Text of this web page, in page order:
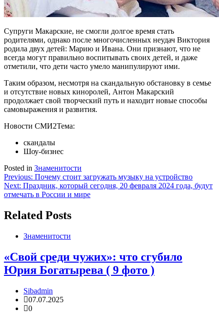
Супруги Макарские, не смогли долгое время стать
родителями, однако после многочисленных неудач Виктория
родила двух детей: Марию и Ивана. Они признают, что не
всегда могут правильно воспитывать своих детей, и даже
отметили, что дети часто умело манипулируют ими.
Таким образом, несмотря на скандальную обстановку в семье
и отсутствие новых киноролей, Антон Макарский
продолжает свой творческий путь и находит новые способы
самовыражения и развития.
Новости СМИ2Тема:
скандалы
Шоу-бизнес
Posted in Знаменитости
Навигация
по
Previous: Почему стоит загружать музыку на устройство
Next: Праздник, который сегодня, 20 февраля 2024 года, будут
отмечать в России и мире
Related Posts
Знаменитости
«Свой среди чужих»: что сгубило
Юрия Богатырева ( 9 фото )
Sibadmin
07.07.2025
0